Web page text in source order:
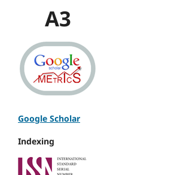
A3
Google Scholar
Indexing